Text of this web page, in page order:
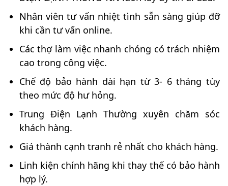
Nhân viên tư vấn nhiệt tình sẵn sàng giúp đỡ
khi cần tư vấn online.
Các thợ làm việc nhanh chóng có trách nhiệm
cao trong công việc.
Chế độ bảo hành dài hạn từ 3- 6 tháng tùy
theo mức độ hư hỏng.
Trung Điện Lạnh Thường xuyên chăm sóc
khách hàng.
Giá thành cạnh tranh rẻ nhất cho khách hàng.
Linh kiện chính hãng khi thay thế có bảo hành
hợp lý.